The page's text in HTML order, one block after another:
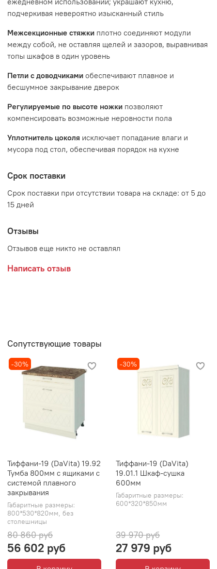
Производитель:
Мебельная фабрика ВИТРА, Торговая марка DaVita
подчеркивая невероятно изысканный стиль
Межсекционные стяжки плотно соединяют модули
между собой, не оставляя щелей и зазоров, выравнивая
топы шкафов в один уровень
Петли с доводчиками обеспечивают плавное и
бесшумное закрывание дверок
Регулируемые по высоте ножки позволяют
компенсировать возможные неровности пола
Уплотнитель цоколя исключает попадание влаги и
мусора под стол, обеспечивая порядок на кухне
Срок поставки
Срок поставки при отсутствии товара на складе: от 5 до
15 дней
Отзывы
Отзывов еще никто не оставлял
Написать отзыв
Сопутствующие товары
-30%
Тиффани-19 (DaVita) 19.92
Тумба 800мм с ящиками с
системой плавного
закрывания
Габаритные размеры:
800*530*820мм, без
столешницы
80 860 руб
56 602 руб
-30%
Тиффани-19 (DaVita)
19.01.1 Шкаф-сушка
600мм
Габаритные размеры:
600*320*850мм
39 970 руб
27 979 руб